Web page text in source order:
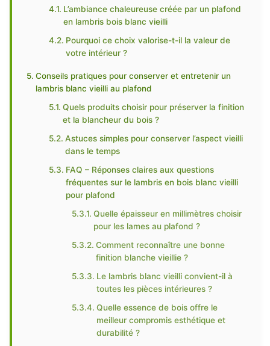
L’ambiance chaleureuse créée par un plafond
en lambris bois blanc vieilli
Pourquoi ce choix valorise-t-il la valeur de
votre intérieur ?
Conseils pratiques pour conserver et entretenir un
lambris blanc vieilli au plafond
Quels produits choisir pour préserver la finition
et la blancheur du bois ?
Astuces simples pour conserver l’aspect vieilli
dans le temps
FAQ – Réponses claires aux questions
fréquentes sur le lambris en bois blanc vieilli
pour plafond
Quelle épaisseur en millimètres choisir
pour les lames au plafond ?
Comment reconnaître une bonne
finition blanche vieillie ?
Le lambris blanc vieilli convient-il à
toutes les pièces intérieures ?
Quelle essence de bois offre le
meilleur compromis esthétique et
durabilité ?